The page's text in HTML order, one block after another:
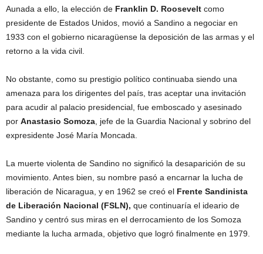
Aunada a ello, la elección de Franklin D. Roosevelt como
presidente de Estados Unidos, movió a Sandino a negociar en
1933 con el gobierno nicaragüense la deposición de las armas y el
retorno a la vida civil.
No obstante, como su prestigio político continuaba siendo una
amenaza para los dirigentes del país, tras aceptar una invitación
para acudir al palacio presidencial, fue emboscado y asesinado
por Anastasio Somoza , jefe de la Guardia Nacional y sobrino del
expresidente José María Moncada.
La muerte violenta de Sandino no significó la desaparición de su
movimiento. Antes bien, su nombre pasó a encarnar la lucha de
liberación de Nicaragua, y en 1962 se creó el Frente Sandinista
de Liberación Nacional (FSLN), que continuaría el ideario de
Sandino y centró sus miras en el derrocamiento de los Somoza
mediante la lucha armada, objetivo que logró finalmente en 1979.